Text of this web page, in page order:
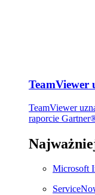
TeamViewer
TeamViewer
raporcie
Microsoft